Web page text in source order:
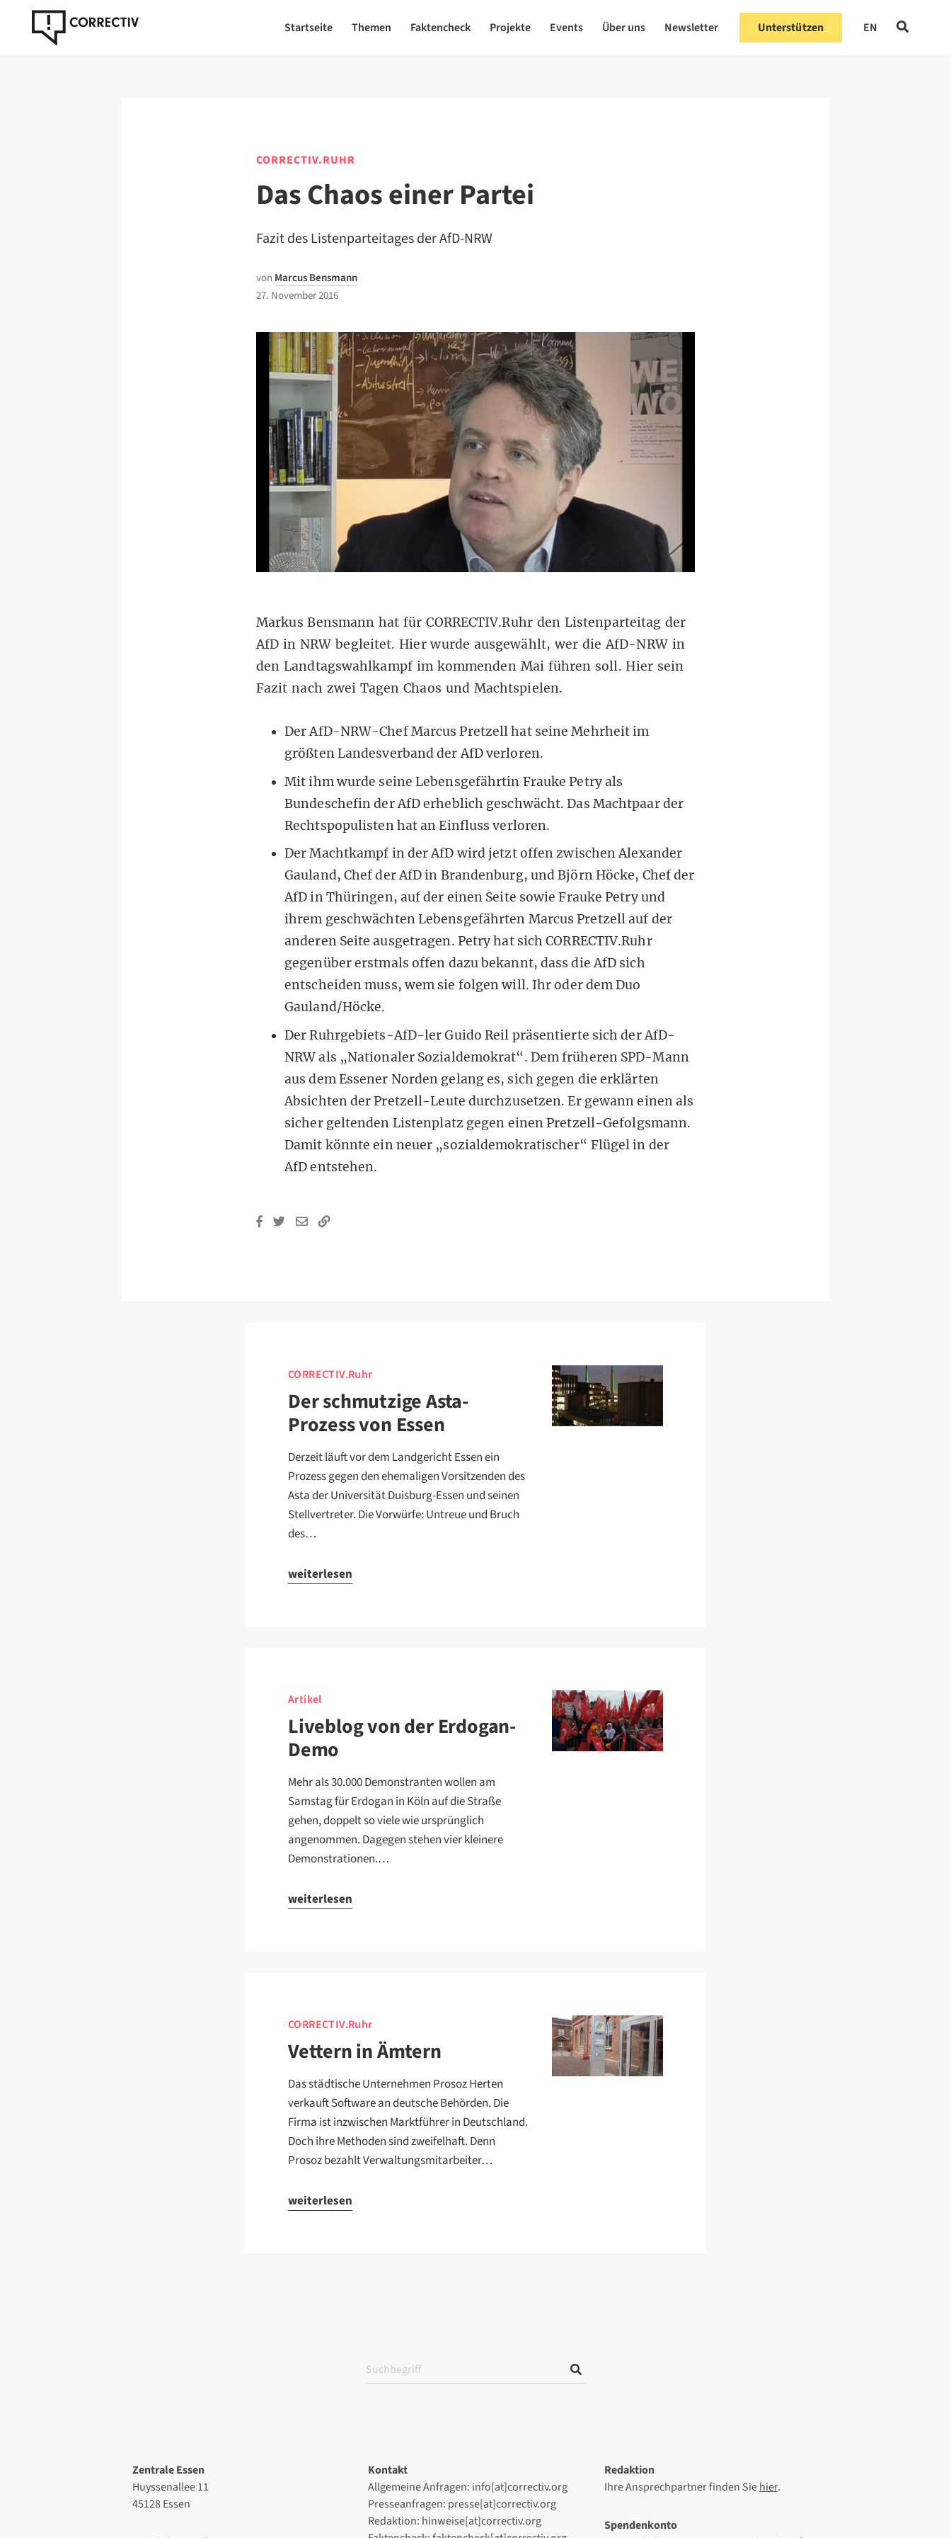
Startseite Themen Faktencheck Projekte Events Über uns Newsletter Unterstützen EN
CORRECTIV.RUHR
Das Chaos einer Partei
Fazit des Listenparteitages der AfD-NRW
von Marcus Bensmann
27. November 2016
Markus Bensmann hat für CORRECTIV.Ruhr den Listenparteitag der
AfD in NRW begleitet. Hier wurde ausgewählt, wer die AfD-NRW in
den Landtagswahlkampf im kommenden Mai führen soll. Hier sein
Fazit nach zwei Tagen Chaos und Machtspielen.
Der AfD-NRW-Chef Marcus Pretzell hat seine Mehrheit im
größten Landesverband der AfD verloren.
Mit ihm wurde seine Lebensgefährtin Frauke Petry als
Bundeschefin der AfD erheblich geschwächt. Das Machtpaar der
Rechtspopulisten hat an Einfluss verloren.
Der Machtkampf in der AfD wird jetzt offen zwischen Alexander
Gauland, Chef der AfD in Brandenburg, und Björn Höcke, Chef der
AfD in Thüringen, auf der einen Seite sowie Frauke Petry und
ihrem geschwächten Lebensgefährten Marcus Pretzell auf der
anderen Seite ausgetragen. Petry hat sich CORRECTIV.Ruhr
gegenüber erstmals offen dazu bekannt, dass die AfD sich
entscheiden muss, wem sie folgen will. Ihr oder dem Duo
Gauland/Höcke.
Der Ruhrgebiets-AfD-ler Guido Reil präsentierte sich der AfD-
NRW als „Nationaler Sozialdemokrat“. Dem früheren SPD-Mann
aus dem Essener Norden gelang es, sich gegen die erklärten
Absichten der Pretzell-Leute durchzusetzen. Er gewann einen als
sicher geltenden Listenplatz gegen einen Pretzell-Gefolgsmann.
Damit könnte ein neuer „sozialdemokratischer“ Flügelin der
AfD entstehen.
CORRECTIV.Ruhr
Der schmutzige Asta-
Prozess von Essen
Derzeit läuft vor dem Landgericht Essen ein
Prozess gegen den ehemaligen Vorsitzenden des
Asta der Universität Duisburg-Essen und seinen
Stellvertreter. Die Vorwürfe: Untreue und Bruch
des…
weiterlesen
Artikel
Liveblog von der Erdogan-
Demo
Mehr als 30.000 Demonstranten wollen am
Samstag für Erdogan in Köln auf die Straße
gehen, doppelt so viele wie ursprünglich
angenommen. Dagegen stehen vier kleinere
Demonstrationen.…
weiterlesen
CORRECTIV.Ruhr
Vettern in Ämtern
Das städtische Unternehmen Prosoz Herten
verkauft Software an deutsche Behörden. Die
Firma ist inzwischen Marktführer in Deutschland.
Doch ihre Methoden sind zweifelhaft. Denn
Prosoz bezahlt Verwaltungsmitarbeiter…
weiterlesen
Zentrale Essen
Huyssenallee 11
45128 Essen
Kontakt
Allgemeine Anfragen: info[at]correctiv.org
Presseanfragen: presse[at]correctiv.org
Redaktion: hinweise[at]correctiv.org
Redaktion
Ihre Ansprechpartner finden Siehier.
Spendenkonto